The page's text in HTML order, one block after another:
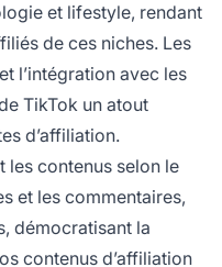
et lifestyle, rendant
de ces niches. Les
l’intégration avec les
TikTok un atout
d’affiliation.
les contenus selon le
et les commentaires,
démocratisant la
contenus d’affiliation